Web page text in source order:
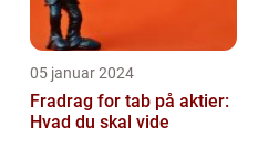
05 januar 2024
Fradrag for tab på aktier:
Hvad du skal vide